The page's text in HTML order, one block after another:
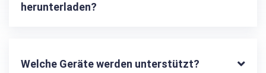
herunterladen?
Welche Geräte werden unterstützt?